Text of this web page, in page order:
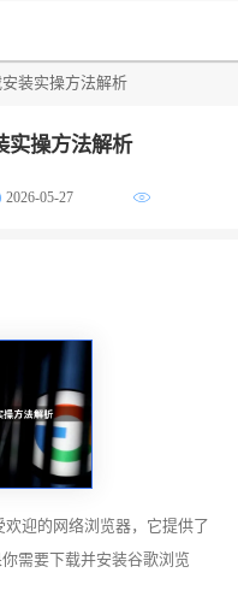
装实操方法解析
实操方法解析
2026-05-27
欢迎的网络浏览器，它提供了
需要下载并安装谷歌浏览